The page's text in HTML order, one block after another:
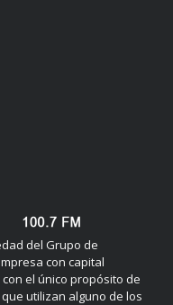
del Grupo de
con capital
el único propósito de
utilizan alguno de los